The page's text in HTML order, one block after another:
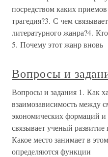
посредством каких
трагедия?3. С чем
литературного жанра?4.
5. Почему этот жанр вновь
Вопросы и
Вопросы и задания 1. Как
взаимозависимость между
экономических формаций
связывает ученый развитие
Какое место занимает в
определяются функции